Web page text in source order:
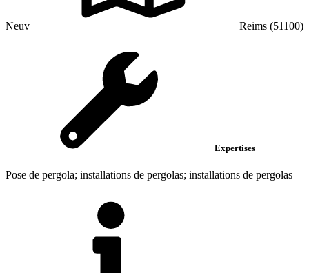
Neuv Reims (51100)
Expertises
Pose de pergola; installations de pergolas; installations de pergolas